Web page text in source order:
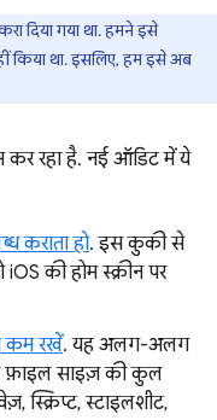
दिया गया था. हमने इसे
किया था. इसलिए, हम इसे अब
कर रहा है. नई ऑडिट में ये
कराता हो. इस कुकी से
की होम स्क्रीन पर
कम रखें. यह अलग-अलग
फ़ाइल साइज़ की कुल
स्क्रिप्ट, स्टाइलशीट,